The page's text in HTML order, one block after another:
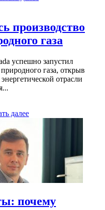
производство
газа
успешно запустил
газа, открыв
отрасли
далее
почему